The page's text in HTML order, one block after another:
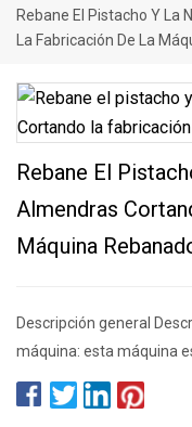
Rebane El Pistacho Y La
La Fabricación De La
Rebane El
Almendras
Máquina
Descripción general
máquina: esta máquina